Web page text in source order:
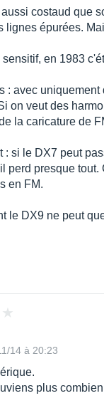
costaud que
lignes épurées.
en 1983
: avec
on veut des
la caricature de
: si le DX7 peut
perd presque
en FM.
le DX9 ne peut
14 à 20:23
plus